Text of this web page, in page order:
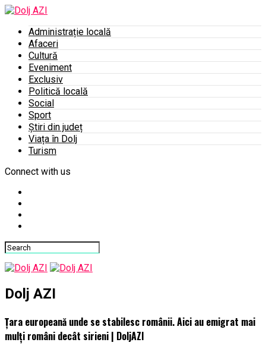
Administrație locală
Afaceri
Cultură
Eveniment
Exclusiv
Politică locală
Social
Sport
Știri din județ
Viața în Dolj
Turism
Connect with us
Dolj AZI
Țara europeană unde se stabilesc românii. Aici au emigrat mai
mulți români decât sirieni | DoljAZI